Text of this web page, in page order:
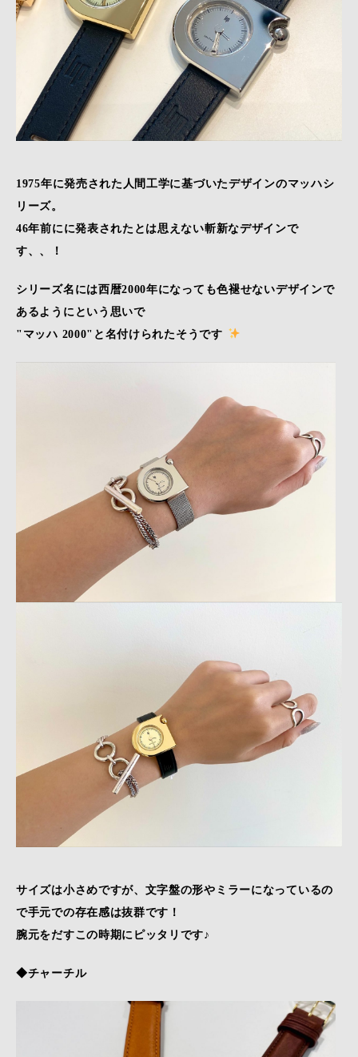
1975年に発売された人間工学に基づいたデザインのマッハシ
リーズ。
46年前にに発表されたとは思えない斬新なデザインで
す、、！
シリーズ名には西暦2000年になっても色褪せないデザインで
あるようにという思いで
"マッハ 2000"と名付けられたそうです
サイズは小さめですが、文字盤の形やミラーになっているの
で手元での存在感は抜群です！
腕元をだすこの時期にピッタリです♪
◆チャーチル